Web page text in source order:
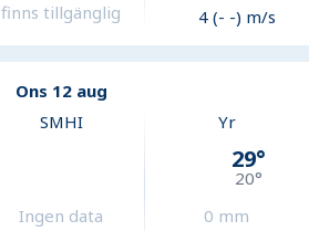
finns tillgänglig
4 (- -) m/s
Ons 12 aug
SMHI
Ingen data
Yr
29°
20°
0 mm